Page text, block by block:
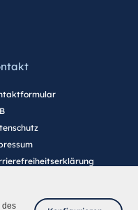
des
Einstellungen